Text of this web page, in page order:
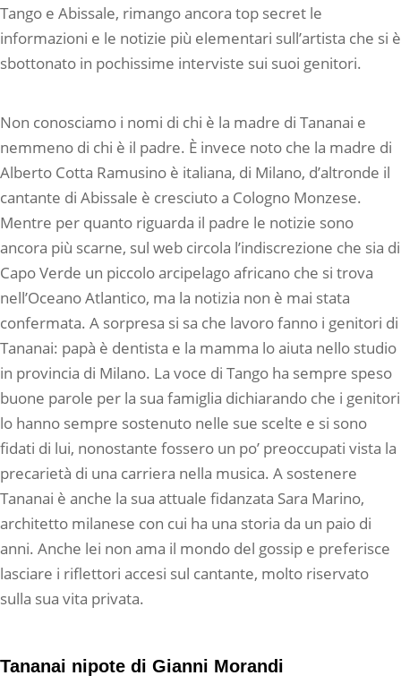
Tango e Abissale, rimango ancora top secret le
informazioni e le notizie più elementari sull’artista che si è
sbottonato in pochissime interviste sui suoi genitori.
Non conosciamo i nomi di chi è la madre di Tananai e
nemmeno di chi è il padre. È invece noto che la madre di
Alberto Cotta Ramusino è italiana, di Milano, d’altronde il
cantante di Abissale è cresciuto a Cologno Monzese.
Mentre per quanto riguarda il padre le notizie sono
ancora più scarne, sul web circola l’indiscrezione che sia di
Capo Verde un piccolo arcipelago africano che si trova
nell’Oceano Atlantico, ma la notizia non è mai stata
confermata. A sorpresa si sa che lavoro fanno i genitori di
Tananai: papà è dentista e la mamma lo aiuta nello studio
in provincia di Milano. La voce di Tango ha sempre speso
buone parole per la sua famiglia dichiarando che i genitori
lo hanno sempre sostenuto nelle sue scelte e si sono
fidati di lui, nonostante fossero un po’ preoccupati vista la
precarietà di una carriera nella musica. A sostenere
Tananai è anche la sua attuale fidanzata Sara Marino,
architetto milanese con cui ha una storia da un paio di
anni. Anche lei non ama il mondo del gossip e preferisce
lasciare i riflettori accesi sul cantante, molto riservato
sulla sua vita privata.
Tananai nipote di Gianni Morandi